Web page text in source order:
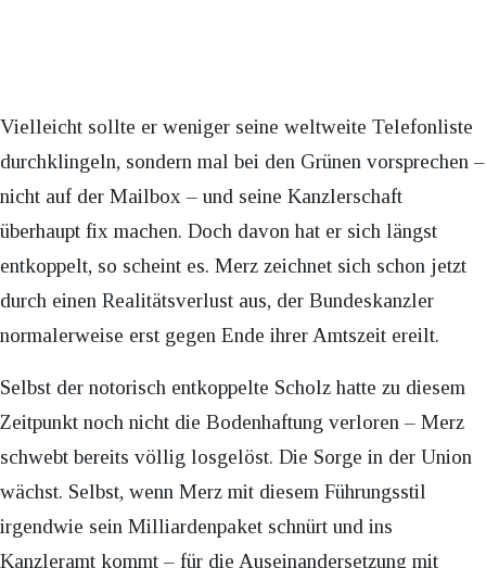
Vielleicht sollte er weniger seine weltweite Telefonliste
durchklingeln, sondern mal bei den Grünen vorsprechen –
nicht auf der Mailbox – und seine Kanzlerschaft
überhaupt fix machen. Doch davon hat er sich längst
entkoppelt, so scheint es. Merz zeichnet sich schon jetzt
durch einen Realitätsverlust aus, der Bundeskanzler
normalerweise erst gegen Ende ihrer Amtszeit ereilt.
Selbst der notorisch entkoppelte Scholz hatte zu diesem
Zeitpunkt noch nicht die Bodenhaftung verloren – Merz
schwebt bereits völlig losgelöst. Die Sorge in der Union
wächst. Selbst, wenn Merz mit diesem Führungsstil
irgendwie sein Milliardenpaket schnürt und ins
Kanzleramt kommt – für die Auseinandersetzung mit